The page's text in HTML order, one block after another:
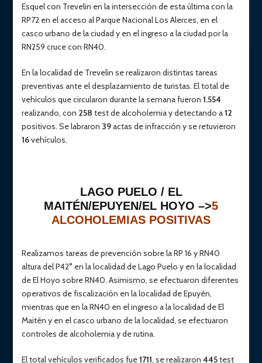
Esquel con Trevelin en la intersección de esta última con la
RP72 en el acceso al Parque Nacional Los Alerces, en el
casco urbano de la ciudad y en el ingreso a la ciudad por la
RN259 cruce con RN40.
En la localidad de Trevelin se realizaron distintas tareas
preventivas ante el desplazamiento de turistas. El total de
vehículos que circularon durante la semana fueron 1.554
realizando, con 258 test de alcoholemia y detectando a12
positivos. Se labraron 39actas de infracción y se retuvieron
16vehículos.
LAGO PUELO / EL
MAITÉN/EPUYEN/EL HOYO –>5
ALCOHOLEMIAS POSITIVAS
Realizamos tareas de prevención sobre la RP 16 y RN40
altura del P42° en la localidad de Lago Puelo y en la localidad
de El Hoyo sobre RN40. Asimismo, se efectuaron diferentes
operativos de fiscalización en la localidad de Epuyén,
mientras que en la RN40 en el ingreso a la localidad de El
Maitén y en el casco urbano de la localidad, se efectuaron
controles de alcoholemia y de rutina.
El total vehículos verificados fue1711, se realizaron445test